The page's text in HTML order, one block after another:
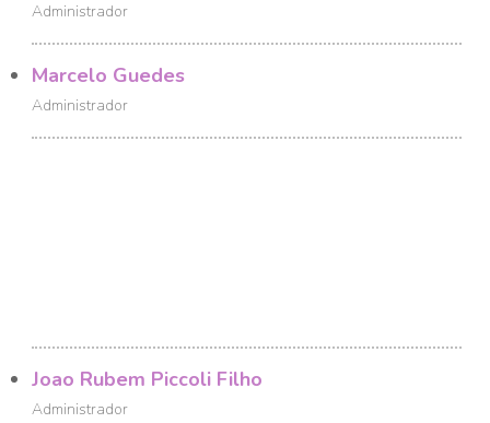
Administrador
Marcelo Guedes
Administrador
Joao Rubem Piccoli Filho
Administrador